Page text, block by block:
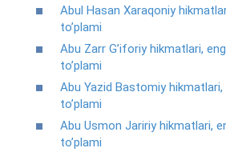
Abul Hasan Xaraqoniy
to’plami
Abu Zarr G’iforiy hikmatlari,
to’plami
Abu Yazid Bastomiy
to’plami
Abu Usmon Jaririy hikmatlari,
to’plami